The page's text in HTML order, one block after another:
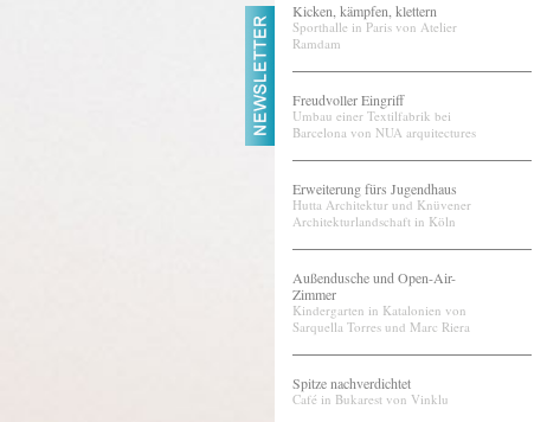
Kicken, kämpfen, klettern
Sporthalle in Paris von Atelier
Ramdam
Freudvoller Eingriff
Umbau einer Textilfabrik bei
Barcelona von NUA arquitectures
Erweiterung fürs Jugendhaus
Hutta Architektur und Knüvener
Architekturlandschaft in Köln
Außendusche und Open-Air-
Zimmer
Kindergarten in Katalonien von
Sarquella Torres und Marc Riera
Spitze nachverdichtet
Café in Bukarest von Vinklu